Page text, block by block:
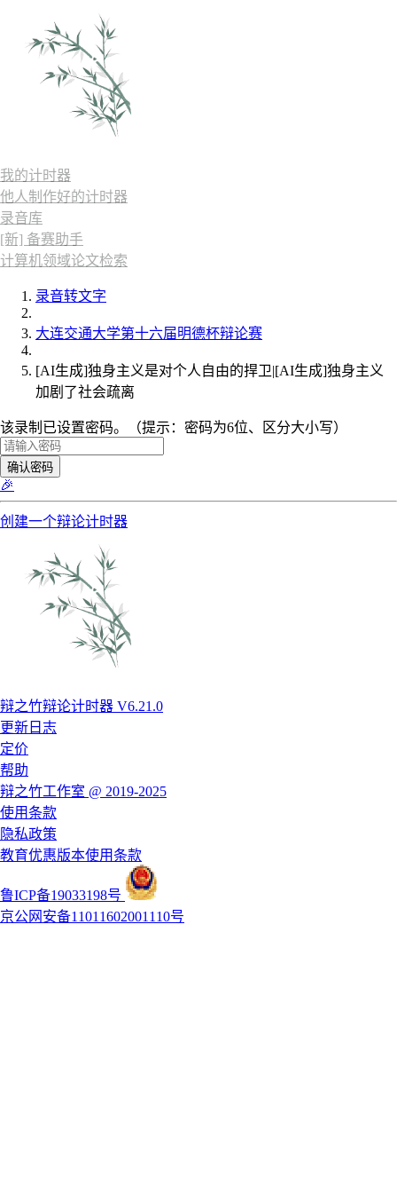
我的计时器
他人制作好的计时器
录音库
[新] 备赛助手
计算机领域论文检索
录音转文字
大连交通大学第十六届明德杯辩论赛
[AI生成]独身主义是对个人自由的捍卫|[AI生成]独身主义
加剧了社会疏离
该录制已设置密码。（提示：密码为6位、区分大小写）
确认密码
🎉
创建一个辩论计时器
辩之竹辩论计时器 V6.21.0
更新日志
定价
帮助
辩之竹工作室 @ 2019-2025
使用条款
隐私政策
教育优惠版本使用条款
鲁ICP备19033198号
京公网安备11011602001110号